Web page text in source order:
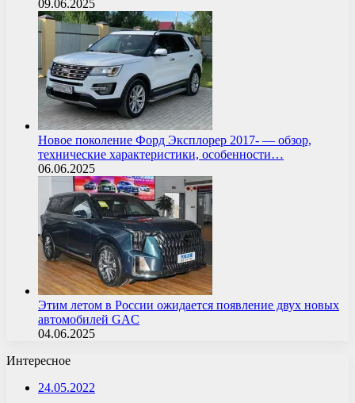
09.06.2025
Новое поколение Форд Эксплорер 2017- — обзор,
технические характеристики, особенности…
06.06.2025
Этим летом в России ожидается появление двух новых
автомобилей GAC
04.06.2025
Интересное
24.05.2022